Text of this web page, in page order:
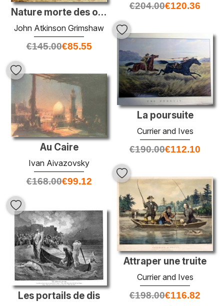
€204.00€120.36
Nature morte des oiseaux niche avec des primales et de la fleur
John Atkinson Grimshaw
€145.00€85.55
La poursuite
Currier and Ives
€190.00€112.10
Au Caire
Ivan Aivazovsky
€168.00€99.12
Attraper une truite
Currier and Ives
€198.00€116.82
Les portails de dis